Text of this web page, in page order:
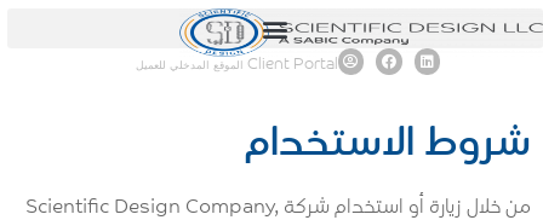
Client Portal الموقع المدخلي للعميل
شروط الاستخدام
من خلال زيارة أو استخدام شركة Scientific Design Company,